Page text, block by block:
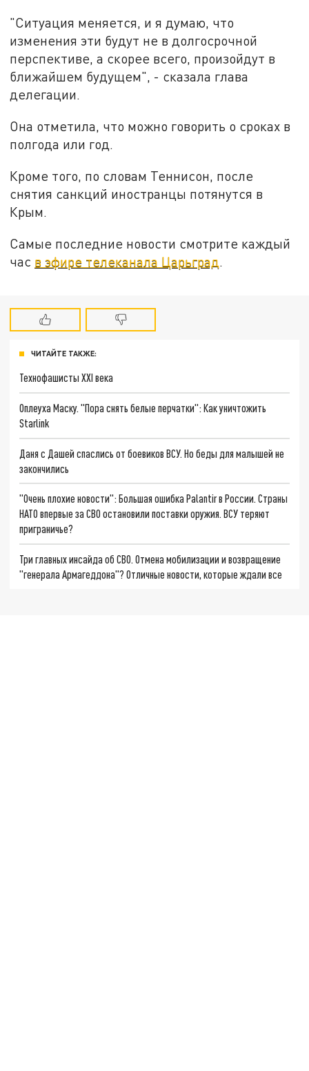
"Ситуация меняется, и я думаю, что
изменения эти будут не в долгосрочной
перспективе, а скорее всего, произойдут в
ближайшем будущем", - сказала глава
делегации.
Она отметила, что можно говорить о сроках в
полгода или год.
Кроме того, по словам Теннисон, после
снятия санкций иностранцы потянутся в
Крым.
Самые последние новости смотрите каждый
час в эфире телеканала Царьград
ЧИТАЙТЕ ТАКЖЕ:
Технофашисты XXI века
Оплеуха Маску. "Пора снять белые перчатки": Как уничтожить
Starlink
Даня с Дашей спаслись от боевиков ВСУ. Но беды для малышей не
закончились
"Очень плохие новости": Большая ошибка Palantir в России. Страны
НАТО впервые за СВО остановили поставки оружия. ВСУ теряют
приграничье?
Три главных инсайда об СВО. Отмена мобилизации и возвращение
"генерала Армагеддона"? Отличные новости, которые ждали все